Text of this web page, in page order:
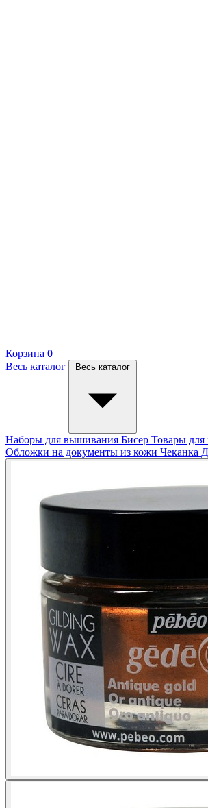
Корзина 0
Весь каталог
Весь каталог
Наборы для вышивания Бисер Товары для
Обложки на документы из кожи Чеканка